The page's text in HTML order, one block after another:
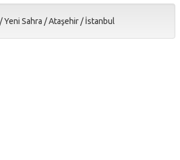
/ Yeni Sahra /Ataşehir /İstanbul